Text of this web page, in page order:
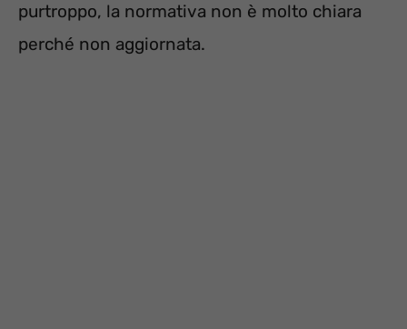
purtroppo, la normativa non è molto chiara
perché non aggiornata.